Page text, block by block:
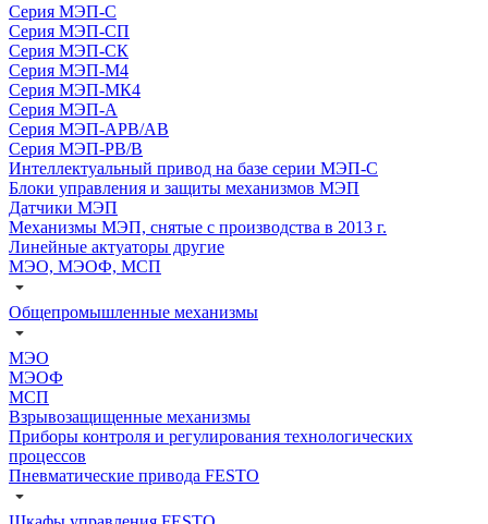
Серия МЭП-С
Серия МЭП-СП
Серия МЭП-СК
Серия МЭП-М4
Серия МЭП-МК4
Серия МЭП-А
Серия МЭП-АРВ/АВ
Серия МЭП-РВ/В
Интеллектуальный привод на базе серии МЭП-С
Блоки управления и защиты механизмов МЭП
Датчики МЭП
Механизмы МЭП, снятые с производства в 2013 г.
Линейные актуаторы другие
МЭО, МЭОФ, МСП
Общепромышленные механизмы
МЭО
МЭОФ
МСП
Взрывозащищенные механизмы
Приборы контроля и регулирования технологических
процессов
Пневматические привода FESTO